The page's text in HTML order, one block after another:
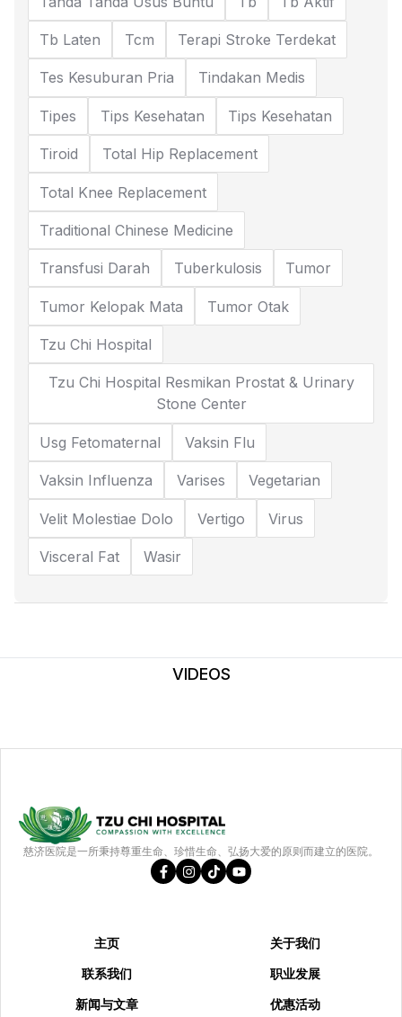
Tb Laten Tcm Terapi Stroke Terdekat
Tes Kesuburan Pria Tindakan Medis
Tipes Tips Kesehatan Tips Kesehatan
Tiroid Total Hip Replacement
Total Knee Replacement
Traditional Chinese Medicine
Transfusi Darah Tuberkulosis Tumor
Tumor Kelopak Mata Tumor Otak
Tzu Chi Hospital
Tzu Chi Hospital Resmikan Prostat & Urinary
Stone Center
Usg Fetomaternal Vaksin Flu
Vaksin Influenza Varises Vegetarian
Velit Molestiae Dolo Vertigo Virus
Visceral Fat Wasir
VIDEOS
慈济医院是一所秉持尊重生命、珍惜生命、弘扬大爱的原则而建立的医院。
主页
关于我们
联系我们
职业发展
新闻与文章
优惠活动